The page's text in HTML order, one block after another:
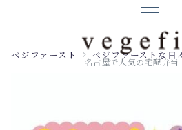
名古屋で人気の宅配弁
ベジファースト ベジファーストな日